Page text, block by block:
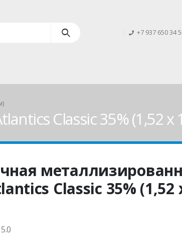
+7 937 650 34
Classic 35% (1,52 х
Classic 35% (1,52